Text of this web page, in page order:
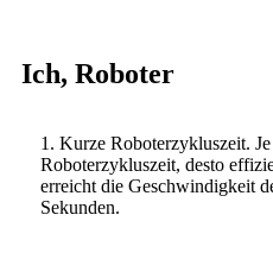
Ich, Roboter
1. Kurze Roboterzykluszeit.
Roboterzykluszeit, desto
erreicht die Geschwindigkeit
Sekunden.